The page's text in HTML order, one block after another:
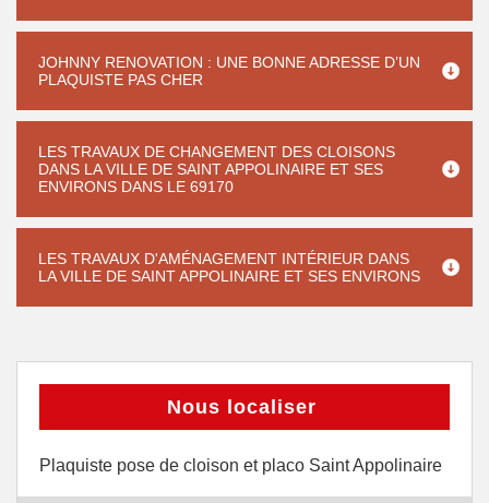
JOHNNY RENOVATION : UNE BONNE ADRESSE D’UN
PLAQUISTE PAS CHER
LES TRAVAUX DE CHANGEMENT DES CLOISONS
DANS LA VILLE DE SAINT APPOLINAIRE ET SES
ENVIRONS DANS LE 69170
LES TRAVAUX D'AMÉNAGEMENT INTÉRIEUR DANS
LA VILLE DE SAINT APPOLINAIRE ET SES ENVIRONS
Nous localiser
Plaquiste pose de cloison et placo Saint Appolinaire